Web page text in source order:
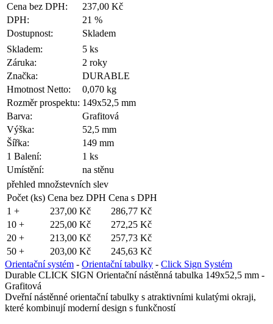
Cena bez DPH:
237,00 Kč
DPH:
21 %
Dostupnost:
Skladem
Skladem:
5 ks
Záruka:
2 roky
Značka:
DURABLE
Hmotnost Netto:
0,070 kg
Rozměr prospektu: 149x52,5 mm
Barva:
Grafitová
Výška:
52,5 mm
Šířka:
149 mm
1 Balení:
1 ks
Umístění:
na stěnu
přehled množstevních slev
Počet (ks) Cena bez DPH Cena s DPH
1 +
237,00 Kč
286,77 Kč
10 +
225,00 Kč
272,25 Kč
20 +
213,00 Kč
257,73 Kč
50 +
203,00 Kč
245,63 Kč
Orientační systém - Orientační tabulky - Click Sign Systém
Durable CLICK SIGN Orientační nástěnná tabulka 149x52,5 mm -
Grafitová
Dveřní nástěnné orientační tabulky s atraktivními kulatými okraji,
které kombinují moderní design s funkčností